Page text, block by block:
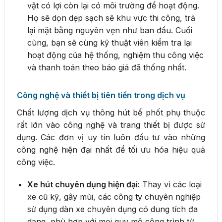
vật có lợi còn lại có môi trường để hoạt động.
Họ sẽ dọn dẹp sạch sẽ khu vực thi công, trả
lại mặt bằng nguyên vẹn như ban đầu. Cuối
cùng, bạn sẽ cùng kỹ thuật viên kiểm tra lại
hoạt động của hệ thống, nghiệm thu công việc
và thanh toán theo báo giá đã thống nhất.
Công nghệ và thiết bị tiên tiến trong dịch vụ
Chất lượng dịch vụ thông hút bể phốt phụ thuộc
rất lớn vào công nghệ và trang thiết bị được sử
dụng. Các đơn vị uy tín luôn đầu tư vào những
công nghệ hiện đại nhất để tối ưu hóa hiệu quả
công việc.
Xe hút chuyên dụng hiện đại: Thay vì các loại
xe cũ kỹ, gây mùi, các công ty chuyên nghiệp
sử dụng dàn xe chuyên dụng có dung tích đa